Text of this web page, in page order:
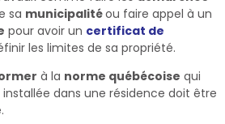
sa municipalitéou faire appel à un
pour avoir un certificat de
les limites de sa propriété.
à la norme québécoise qui
dans une résidence doit être